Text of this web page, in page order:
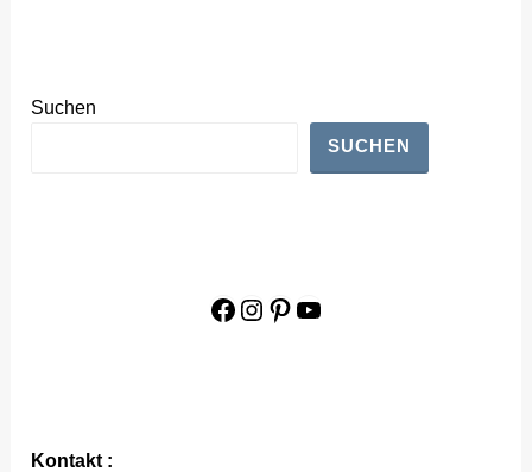
Suchen
SUCHEN
Facebook
Instagram
Pinterest
YouTube
Kontakt :